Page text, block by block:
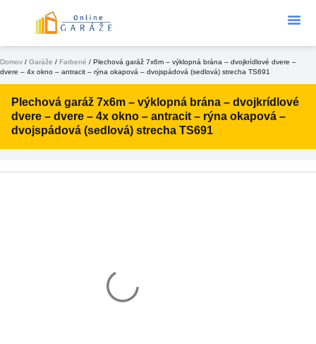
Domov / Garáže / Farbené / Plechová garáž 7x6m – výklopná brána – dvojkrídlové dvere –
dvere – 4x okno – antracit – rýna okapová – dvojspádová (sedlová) strecha TS691
Plechová garáž 7x6m – výklopná brána – dvojkrídlové
dvere – dvere – 4x okno – antracit – rýna okapová –
dvojspádová (sedlová) strecha TS691